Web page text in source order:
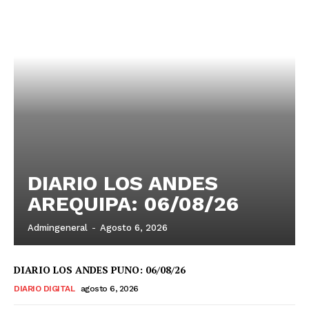
DIARIO LOS ANDES
AREQUIPA: 06/08/26
Admingeneral - Agosto 6, 2026
DIARIO LOS ANDES PUNO: 06/08/26
DIARIO DIGITAL agosto 6, 2026